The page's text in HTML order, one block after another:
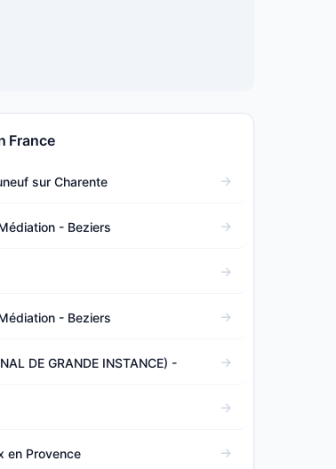
France
sur Charente
- Beziers
- Beziers
DE GRANDE INSTANCE) -
en Provence